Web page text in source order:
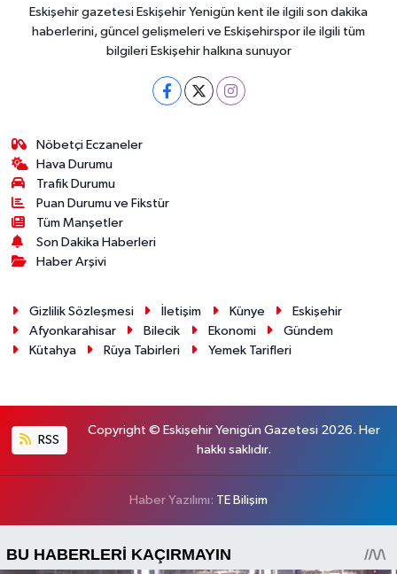
Eskişehir gazetesi Eskişehir Yenigün kent ile ilgili son dakika
haberlerini, güncel gelişmeleri ve Eskişehirspor ile ilgili tüm
bilgileri Eskişehir halkına sunuyor
Nöbetçi Eczaneler
Hava Durumu
Trafik Durumu
Puan Durumu ve Fikstür
Tüm Manşetler
Son Dakika Haberleri
Haber Arşivi
Gizlilik Sözleşmesi İletişim Künye
Eskişehir
Afyonkarahisar
Bilecik Ekonomi
Gündem
Kütahya
Rüya Tabirleri Yemek Tarifleri
RSS
Copyright © Eskişehir Yenigün Gazetesi 2026. Her
hakkı saklıdır.
Haber Yazılımı: TE Bilişim